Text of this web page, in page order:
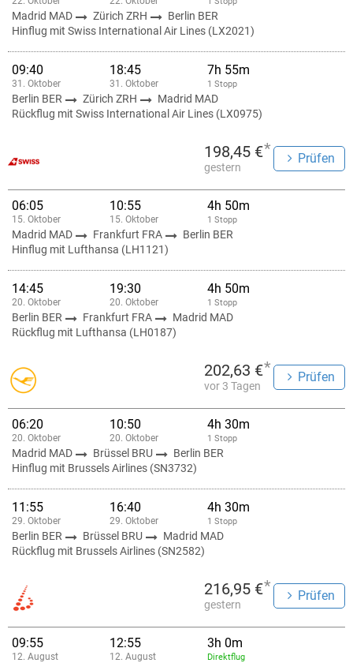
Madrid MAD Zürich ZRH
Berlin BER
Hinflug mit Swiss International Air Lines (LX2021)
09:40
31. Oktober
18:45
31. Oktober
7h 55m
1 Stopp
Berlin BER Zürich ZRH
Madrid MAD
Rückflug mit Swiss International Air Lines (LX0975)
198,45 €*
gestern
Prüfen
06:05
15. Oktober
10:55
15. Oktober
4h 50m
1 Stopp
Madrid MAD Frankfurt FRA
Berlin BER
Hinflug mit Lufthansa (LH1121)
14:45
20. Oktober
19:30
20. Oktober
4h 50m
1 Stopp
Berlin BER Frankfurt FRA
Madrid MAD
Rückflug mit Lufthansa (LH0187)
202,63 €*
vor 3 Tagen
Prüfen
06:20
20. Oktober
10:50
20. Oktober
4h 30m
1 Stopp
Madrid MAD Brüssel BRU
Berlin BER
Hinflug mit Brussels Airlines (SN3732)
11:55
29. Oktober
16:40
29. Oktober
4h 30m
1 Stopp
Berlin BER Brüssel BRU
Madrid MAD
Rückflug mit Brussels Airlines (SN2582)
216,95 €*
gestern
Prüfen
09:55
12. August
12:55
12. August
3h 0m
Direktflug